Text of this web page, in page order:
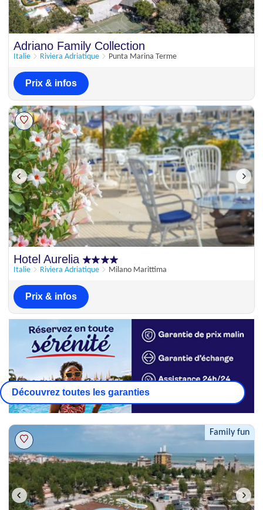
Adriano Family Collection
Italie Riviera Adriatique Punta Marina Terme
Prix & infos
Hotel Aurelia
Italie Riviera Adriatique Milano Marittima
Prix & infos
Découvrez toutes les garanties
Family fun